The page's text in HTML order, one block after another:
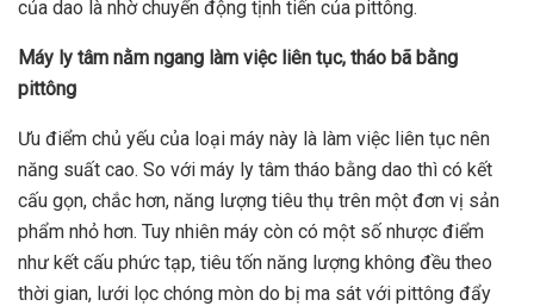
của dao là nhờ chuyển động tịnh tiến của pittông.
Máy ly tâm nằm ngang làm việc liên tục, tháo bã bằng
pittông
Ưu điểm chủ yếu của loại máy này là làm việc liên tục nên
năng suất cao. So với máy ly tâm tháo bằng dao thì có kết
cấu gọn, chắc hơn, năng lượng tiêu thụ trên một đơn vị sản
phẩm nhỏ hơn. Tuy nhiên máy còn có một số nhược điểm
như kết cấu phức tạp, tiêu tốn năng lượng không đều theo
thời gian, lưới lọc chóng mòn do bị ma sát với pittông đẩy